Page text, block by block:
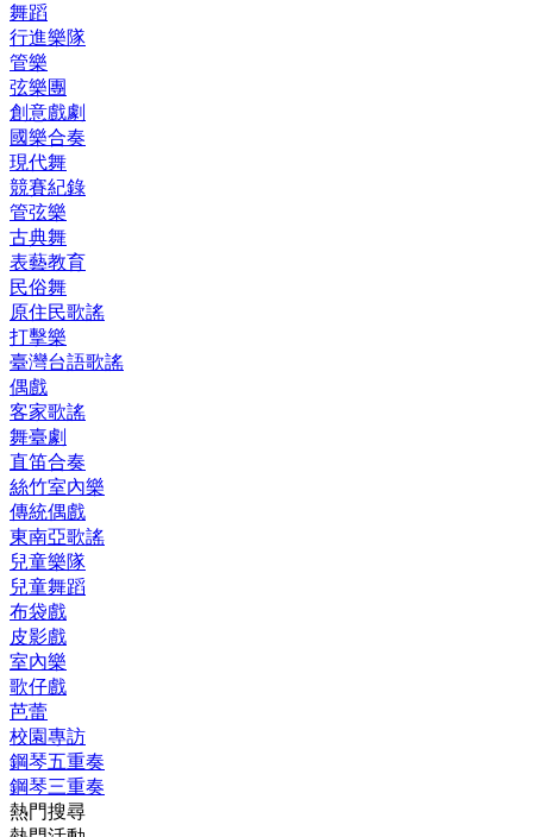
舞蹈
行進樂隊
管樂
弦樂團
創意戲劇
國樂合奏
現代舞
競賽紀錄
管弦樂
古典舞
表藝教育
民俗舞
原住民歌謠
打擊樂
臺灣台語歌謠
偶戲
客家歌謠
舞臺劇
直笛合奏
絲竹室內樂
傳統偶戲
東南亞歌謠
兒童樂隊
兒童舞蹈
布袋戲
皮影戲
室內樂
歌仔戲
芭蕾
校園專訪
鋼琴五重奏
鋼琴三重奏
熱門搜尋